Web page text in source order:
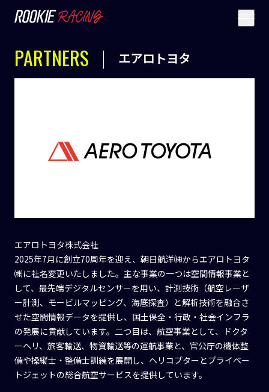
PARTNERS エアロトヨタ
エアロトヨタ株式会社
2025年7月に創立70周年を迎え、朝日航洋㈱からエアロトヨタ
㈱に社名変更いたしました。主な事業の一つは空間情報事業と
して、最先端デジタルセンサーを用い、計測技術（航空レーザ
ー計測、モービルマッピング、海底探査）と解析技術を融合さ
せた空間情報データを提供し、国土保全・行政・社会インフラ
の発展に貢献しています。二つ目は、航空事業として、ドクタ
ーヘリ、旅客輸送、物資輸送等の運航事業と、官公庁の機体整
備や操縦士・整備士訓練を展開し、ヘリコプターとプライベー
トジェットの総合航空サービスを提供しています。